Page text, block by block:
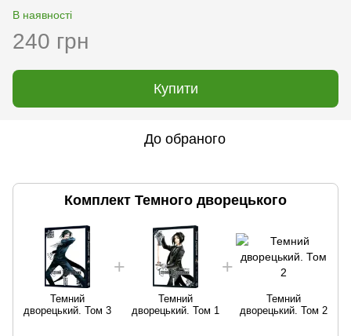
В наявності
240 грн
Купити
До обраного
Комплект Темного дворецького
Темний
дворецький. Том 3
Темний
дворецький. Том 1
Темний
дворецький. Том 2